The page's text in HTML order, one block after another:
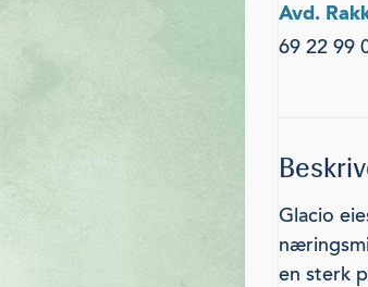
Avd.
69 22 99
Glacio
en sterk